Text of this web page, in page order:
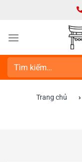
dung
Tìm
kiếm:
Trang chủ ›